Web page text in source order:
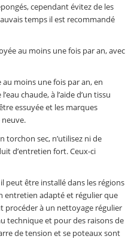
cependant évitez de les
temps il est recommandé
au moins une fois par an, avec
moins une fois par an, en
chaude, à l’aide d’un tissu
essuyée et les marques
neuve.
torchon sec, n’utilisez ni de
d’entretien fort. Ceux-ci
peut être installé dans les régions
entretien adapté et régulier que
procéder à un nettoyage régulier
technique et pour des raisons de
de tension et se poteaux sont